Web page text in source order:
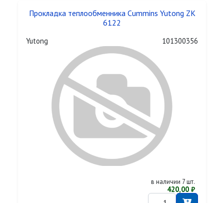
Прокладка теплообменника Cummins Yutong ZK
6122
Yutong 101300356
в наличии 7 шт.
420,00 ₽